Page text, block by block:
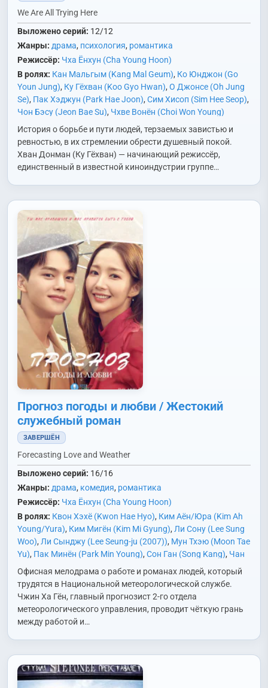
We Are All Trying Here
Выложено серий: 12/12
Жанры: драма, психология, романтика
Режиссёр: Чха Ёнхун (Cha Young Hoon)
В ролях: Кан Мальгым (Kang Mal Geum), Ко Юнджон (Go
Youn Jung), Ку Гёхван (Koo Gyo Hwan), О Джонсе (Oh Jung
Se), Пак Хэджун (Park Hae Joon),Сим Хисоп (Sim Hee Seop),
Чон Бэсу (Jeon Bae Su), Чхве Вонён (Choi Won Young)
История о борьбе и пути людей, терзаемых завистью и
ревностью, в их стремлении обрести душевный покой.
Хван Донман (Ку Гёхван) — начинающий режиссёр,
единственный в известной киноиндустрии группе…
Прогноз погоды и любви / Жестокий
служебный роман
ЗАВЕРШЁН
Forecasting Love and Weather
Выложено серий: 16/16
Жанры: драма, комедия, романтика
Режиссёр: Чха Ёнхун (Cha Young Hoon)
В ролях: Квон Хэхё (Kwon Hae Hyo), Ким Аён/Юра (Kim Ah
Young/Yura), Ким Мигён (Kim Mi Gyung), Ли Сону (Lee Sung
Woo), Ли Сынджу (Lee Seung-ju (2007)), Мун Тхэю (Moon Tae
Yu), Пак Минён (Park Min Young),Сон Ган (Song Kang), Чан
Соён (Jang So Yeon)
Чон Унсон (Jung Woon Sun)
Чхэ Соын
(Chae Seo Eun)
Юн Пак (Yoon Park)
Юн Сабон (Yoon Sa
Bong)
Офисная мелодрама о работе и романах людей, который
трудятся в Национальной метеорологической службе.
Чжин Ха Гён, главный прогнозист 2-го отдела
метеорологического управления, проводит чёткую грань
между работой и…